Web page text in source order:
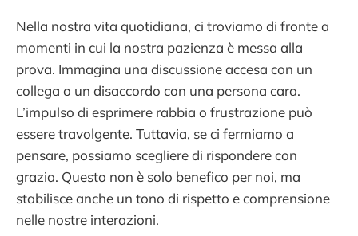
Nella nostra vita quotidiana, ci troviamo di fronte a
momenti in cui la nostra pazienza è messa alla
prova. Immagina una discussione accesa con un
collega o un disaccordo con una persona cara.
L’impulso di esprimere rabbia o frustrazione può
essere travolgente. Tuttavia, se ci fermiamo a
pensare, possiamo scegliere di rispondere con
grazia. Questo non è solo benefico per noi, ma
stabilisce anche un tono di rispetto e comprensione
nelle nostre interazioni.